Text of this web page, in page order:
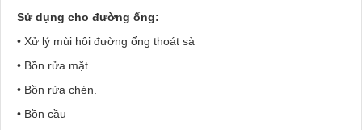
Sử dụng cho đường ống:
• Xử lý mùi hôi đường ống thoát sà
• Bồn rửa mặt.
• Bồn rửa chén.
• Bồn cầu